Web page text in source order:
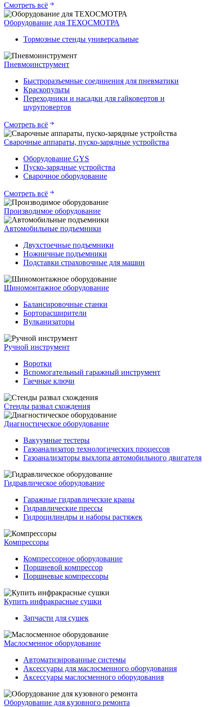
Смотреть всё
Оборудование для ТЕХОСМОТРА
Тормозные стенды универсальные
Пневмоинструмент
Быстроразъемные соединения для пневматики
Краскопульты
Переходники и насадки для гайковертов и
шуруповертов
Смотреть всё
Сварочные аппараты, пуско-зарядные устройства
Оборудование GYS
Пуско-зарядные устройства
Сварочное оборудование
Смотреть всё
Производимое оборудование
Автомобильные подъемники
Двухстоечные подъемники
Ножничные подъемники
Подставки страховочные для машин
Шиномонтажное оборудование
Балансировочные станки
Борторасширители
Вулканизаторы
Ручной инструмент
Воротки
Вспомогательный гаражный инструмент
Гаечные ключи
Стенды развал схождения
Диагностическое оборудование
Вакуумные тестеры
Газоанализатор технологических процессов
Газоанализаторы выхлопа автомобильного двигателя
Гидравлическое оборудование
Гаражные гидравлические краны
Гидравлические прессы
Гидроцилиндры и наборы растяжек
Компрессоры
Компрессорное оборудование
Поршневой компрессор
Поршневые компрессоры
Купить инфракрасные сушки
Запчасти для сушек
Маслосменное оборудование
Автоматизированные системы
Аксессуары для маслосменного оборудования
Аксессуары маслосменного оборудования
Оборудование для кузовного ремонта